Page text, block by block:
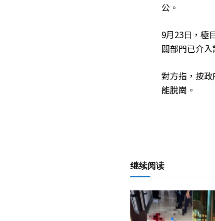
公。
9月23日，極
關部門已介
對方指，按
能脫崗。
继续阅读